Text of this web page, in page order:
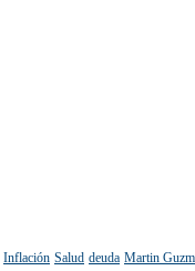
Inflación Salud deuda Martin